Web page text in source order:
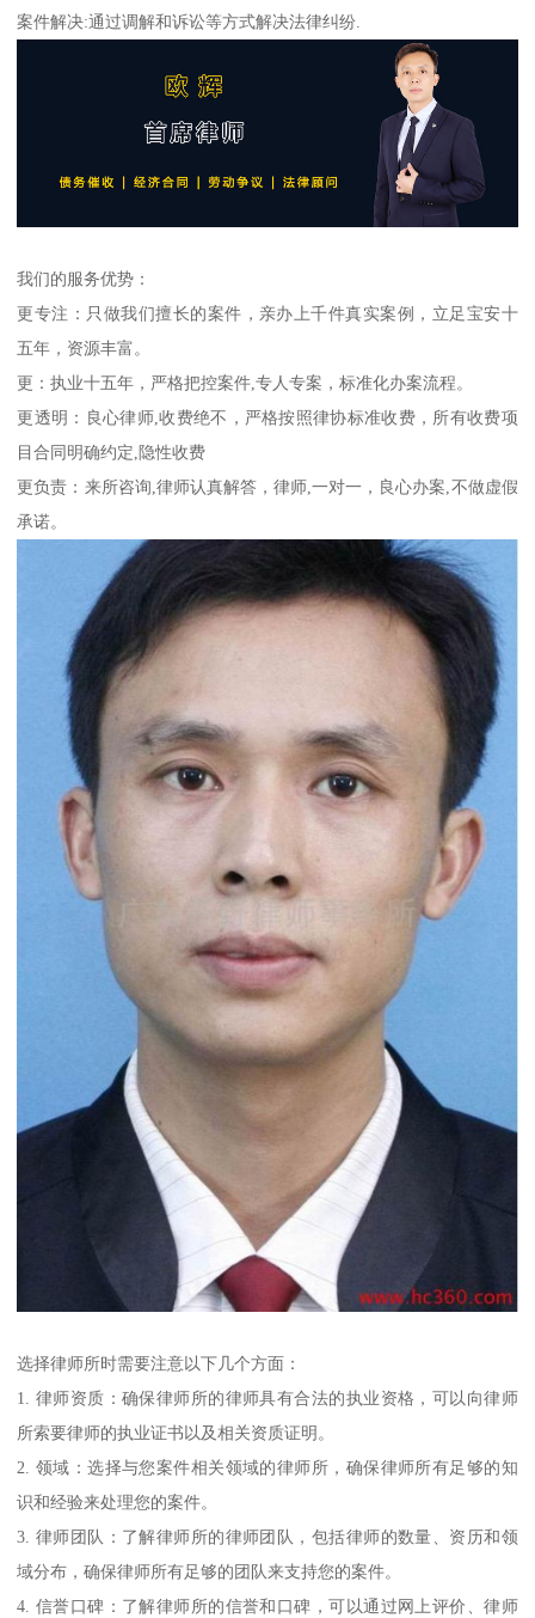
案件解决:通过调解和诉讼等方式解决法律纠纷.
我们的服务优势：
更专注：只做我们擅长的案件，亲办上千件真实案例，立足宝安十
五年，资源丰富。
更：执业十五年，严格把控案件,专人专案，标准化办案流程。
更透明：良心律师,收费绝不，严格按照律协标准收费，所有收费项
目合同明确约定,隐性收费
更负责：来所咨询,律师认真解答，律师,一对一，良心办案,不做虚假
承诺。
选择律师所时需要注意以下几个方面：
1. 律师资质：确保律师所的律师具有合法的执业资格，可以向律师
所索要律师的执业证书以及相关资质证明。
2. 领域：选择与您案件相关领域的律师所，确保律师所有足够的知
识和经验来处理您的案件。
3. 律师团队：了解律师所的律师团队，包括律师的数量、资历和领
域分布，确保律师所有足够的团队来支持您的案件。
4. 信誉口碑：了解律师所的信誉和口碑，可以通过网上评价、律师